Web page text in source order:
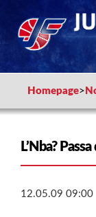
Homepage>
L’Nba?
12.05.09 09:00